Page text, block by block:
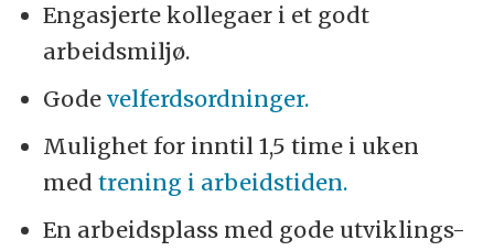
Engasjerte kollegaer i et godt
arbeidsmiljø.
Godevelferdsordninger.
Mulighet for inntil 1,5 time i uken
medtrening i arbeidstiden.
En arbeidsplass med gode utviklings-